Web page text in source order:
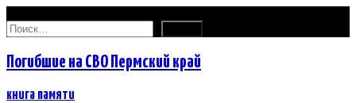
Найти:
Погибшие на СВО Пермский край
книга памяти